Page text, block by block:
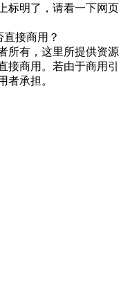
标明了，请看一下网页
接商用？
所有，这里所提供资源
接商用。若由于商用引
者承担。